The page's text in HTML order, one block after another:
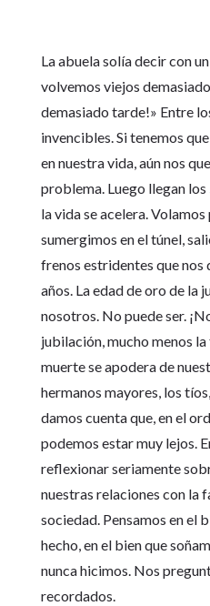
La abuela solía decir con
volvemos viejos
demasiado tarde!» Entre
invencibles. Si tenemos
en nuestra vida, aún nos
problema. Luego llegan
la vida se acelera.
sumergimos en el túnel,
frenos estridentes que nos
años. La edad de oro de la
nosotros. No puede ser.
jubilación, mucho menos
muerte se apodera de
hermanos mayores, los
damos cuenta que, en el
podemos estar muy lejos.
reflexionar seriamente
nuestras relaciones con la
sociedad. Pensamos en el
hecho, en el bien que
nunca hicimos. Nos
recordados.